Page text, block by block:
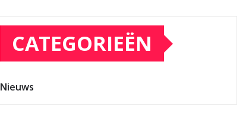
CATEGORIEËN
Nieuws